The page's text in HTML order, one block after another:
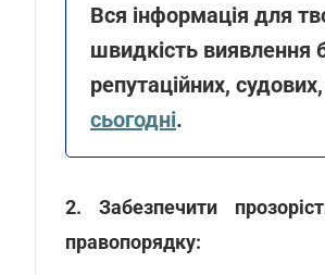
Вся інформація для
швидкість виявлення
репутаційних,
сьогодні.
2. Забезпечити
правопорядку: